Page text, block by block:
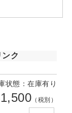
ク
状態：在庫有り
（税別）